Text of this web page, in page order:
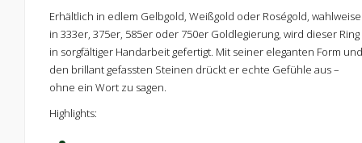
Erhältlich in edlem Gelbgold, Weißgold oder Roségold, wahlweise
in 333er, 375er, 585er oder 750er Goldlegierung, wird dieser Ring
in sorgfältiger Handarbeit gefertigt. Mit seiner eleganten Form und
den brillant gefassten Steinen drückt er echte Gefühle aus –
ohne ein Wort zu sagen.
Highlights: